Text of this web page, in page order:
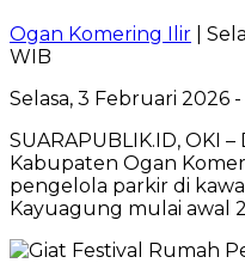
Ogan Komering Ilir |
WIB
Selasa, 3 Februari 2026
SUARAPUBLIK.ID, OKI
Kabupaten Ogan
pengelola parkir di
Kayuagung mulai awal